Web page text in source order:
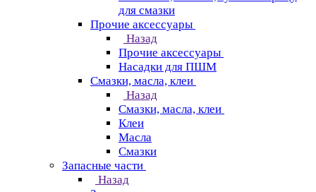
для смазки
Прочие аксессуары
Назад
Прочие аксессуары
Насадки для ПШМ
Смазки, масла, клеи
Назад
Смазки, масла, клеи
Клеи
Масла
Смазки
Запасные части
Назад